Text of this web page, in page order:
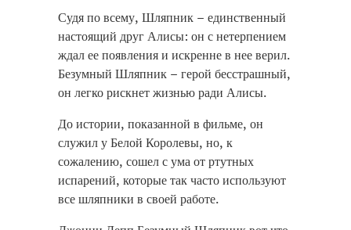
Судя по всему, Шляпник – единственный
настоящий друг Алисы: он с нетерпением
ждал ее появления и искренне в нее верил.
Безумный Шляпник – герой бесстрашный,
он легко рискнет жизнью ради Алисы.
До истории, показанной в фильме, он
служил у Белой Королевы, но, к
сожалению, сошел с ума от ртутных
испарений, которые так часто используют
все шляпники в своей работе.